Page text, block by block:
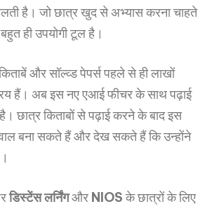
है। जो छात्र खुद से अभ्यास करना चाहते
ही उपयोगी टूल है।
और सॉल्व्ड पेपर्स पहले से ही लाखों
हैं। अब इस नए एआई फीचर के साथ पढ़ाई
छात्र किताबों से पढ़ाई करने के बाद इस
बना सकते हैं और देख सकते हैं कि उन्होंने
डिस्टेंसलर्निंगऔर NIOSके छात्रों के लिए